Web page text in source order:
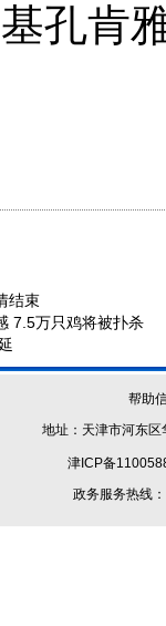
孔肯
结束
7.5万只鸡将被扑杀
帮助
地址：天津市河
津ICP备
政务服务热线